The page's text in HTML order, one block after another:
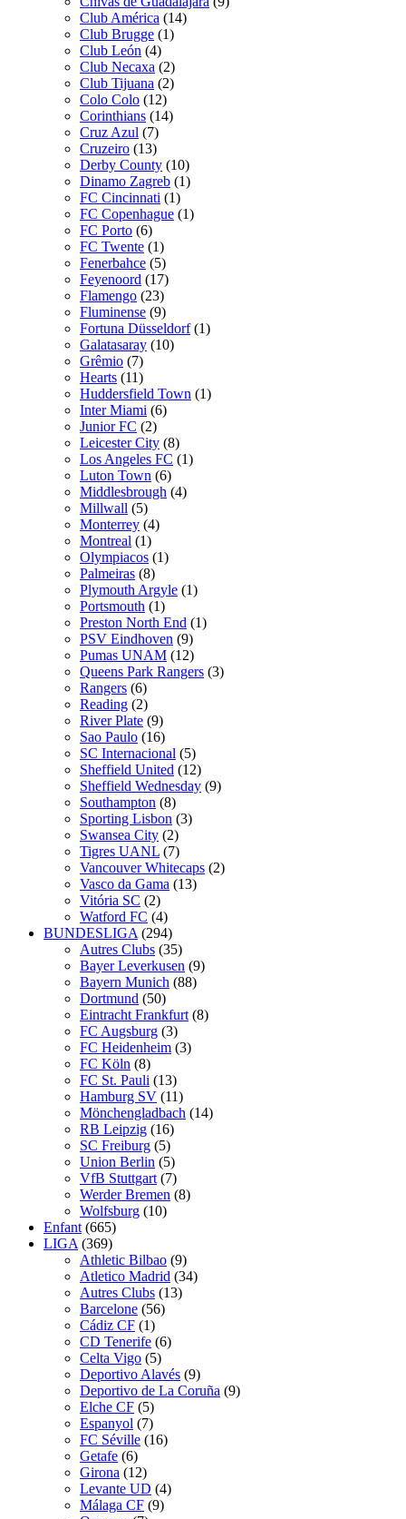
Club América (14)
Club Brugge (1)
Club León (4)
Club Necaxa (2)
Club Tijuana (2)
Colo Colo (12)
Corinthians (14)
Cruz Azul (7)
Cruzeiro (13)
Derby County (10)
Dinamo Zagreb (1)
FC Cincinnati (1)
FC Copenhague (1)
FC Porto (6)
FC Twente (1)
Fenerbahce (5)
Feyenoord (17)
Flamengo (23)
Fluminense (9)
Fortuna Düsseldorf (1)
Galatasaray (10)
Grêmio (7)
Hearts (11)
Huddersfield Town (1)
Inter Miami (6)
Junior FC (2)
Leicester City (8)
Los Angeles FC (1)
Luton Town (6)
Middlesbrough (4)
Millwall (5)
Monterrey (4)
Montreal (1)
Olympiacos (1)
Palmeiras (8)
Plymouth Argyle (1)
Portsmouth (1)
Preston North End (1)
PSV Eindhoven (9)
Pumas UNAM (12)
Queens Park Rangers (3)
Rangers (6)
Reading (2)
River Plate (9)
Sao Paulo (16)
SC Internacional (5)
Sheffield United (12)
Sheffield Wednesday (9)
Southampton (8)
Sporting Lisbon (3)
Swansea City (2)
Tigres UANL (7)
Vancouver Whitecaps (2)
Vasco da Gama (13)
Vitória SC (2)
Watford FC (4)
BUNDESLIGA (294)
Autres Clubs (35)
Bayer Leverkusen (9)
Bayern Munich (88)
Dortmund (50)
Eintracht Frankfurt (8)
FC Augsburg (3)
FC Heidenheim (3)
FC Köln (8)
FC St. Pauli (13)
Hamburg SV (11)
Mönchengladbach (14)
RB Leipzig (16)
SC Freiburg (5)
Union Berlin (5)
VfB Stuttgart (7)
Werder Bremen (8)
Wolfsburg (10)
Enfant (665)
LIGA (369)
Athletic Bilbao (9)
Atletico Madrid (34)
Autres Clubs (13)
Barcelone (56)
Cádiz CF (1)
CD Tenerife (6)
Celta Vigo (5)
Deportivo Alavés (9)
Deportivo de La Coruña (9)
Elche CF (5)
Espanyol (7)
FC Séville (16)
Getafe (6)
Girona (12)
Levante UD (4)
Málaga CF (9)